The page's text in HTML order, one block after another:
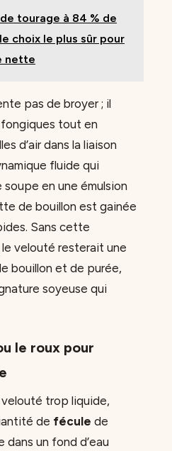
tourage à 84 % de
choix le plus sûr pour
nette
pas de broyer ; il
tout en
d’air dans la liaison
fluide qui
en une émulsion
de bouillon est gainée
Sans cette
velouté resterait une
bouillon et de purée,
soyeuse qui
le roux pour
trop liquide,
de fécule de
un fond d’eau